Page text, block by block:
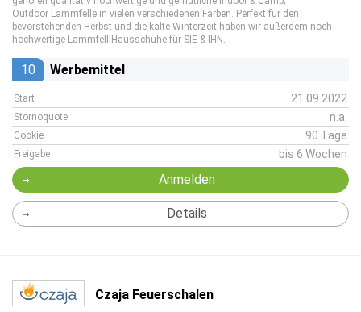
Outdoor Lammfelle in vielen verschiedenen Farben. Perfekt für den
bevorstehenden Herbst und die kalte Winterzeit haben wir außerdem noch
hochwertige Lammfell-Hausschuhe für SIE & IHN.
10 Werbemittel
Start 21.09.2022
Stornoquote n.a.
Cookie 90 Tage
Freigabe bis 6 Wochen
Anmelden
Details
Czaja Feuerschalen